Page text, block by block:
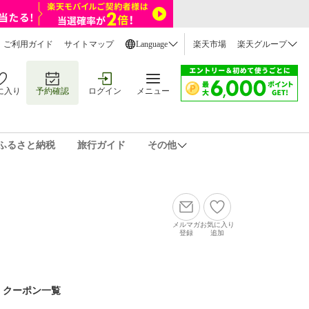
ご利用ガイド サイトマップ Language 楽天市場 楽天グループ
入り 予約確認 ログイン メニュー
るさと納税 旅行ガイド その他
メルマガ
登録
お気に入り
追加
クーポン一覧